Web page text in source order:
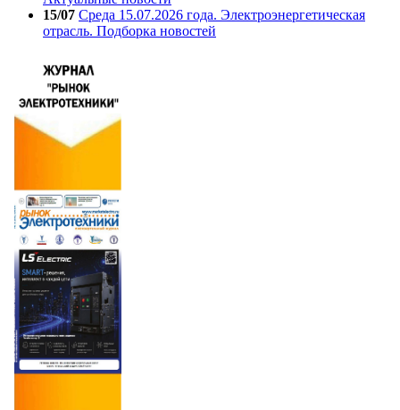
15/07 Среда 15.07.2026 года. Электроэнергетическая
отрасль. Подборка новостей